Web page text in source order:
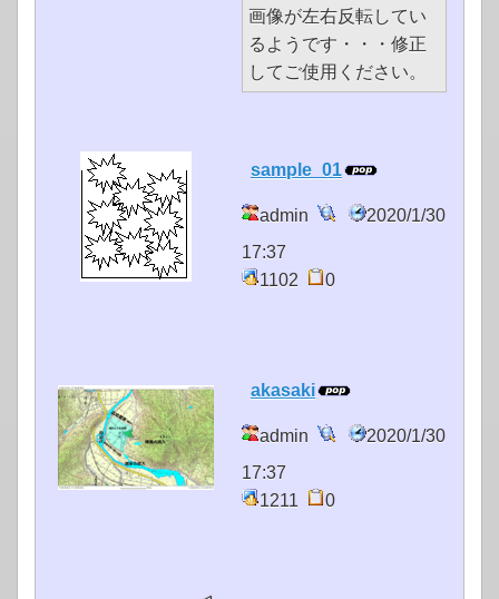
画像が左右反転してい
るようです・・・修正
してご使用ください。
sample_01
admin
2020/1/30
17:37
1102
0
akasaki
admin
2020/1/30
17:37
1211
0